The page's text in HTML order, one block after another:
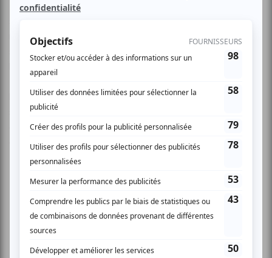
Montréalais, les Bassalindos. De la chanson qui touche aux
musique du monde passant par le jazz. Une invitée
spéciale sera la chanteuse de jazz Olga Dee, qui ouvra ce
beau spectacle dans un charmant lieu au bord du canal
bien connus et appréciés à Montréal et à l'international. Ils
sont tous deus les auteurs-compositeurs de leur musique
et partagent tous deux un antécédant classique dans leur
apprentissage musical. Il endisquent leur deuxième DC.